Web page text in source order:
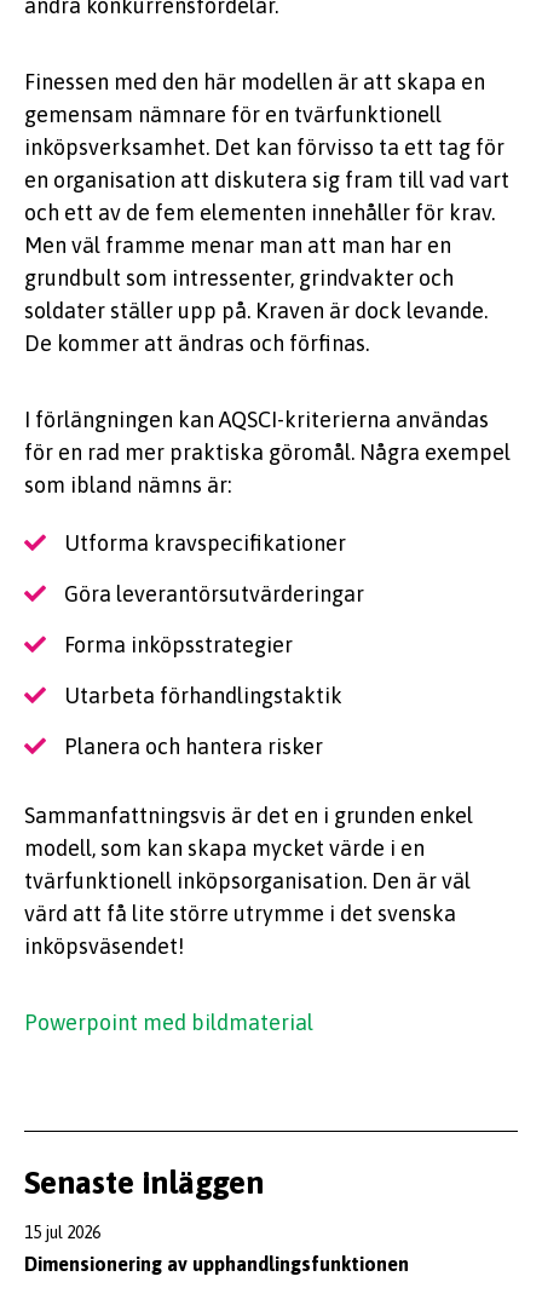
andra konkurrensfördelar.
Finessen med den här modellen är att skapa en
gemensam nämnare för en tvärfunktionell
inköpsverksamhet. Det kan förvisso ta ett tag för
en organisation att diskutera sig fram till vad vart
och ett av de fem elementen innehåller för krav.
Men väl framme menar man att man har en
grundbult som intressenter, grindvakter och
soldater ställer upp på. Kraven är dock levande.
De kommer att ändras och förfinas.
I förlängningen kan AQSCI-kriterierna användas
för en rad mer praktiska göromål. Några exempel
som ibland nämns är:
Utforma kravspecifikationer
Göra leverantörsutvärderingar
Forma inköpsstrategier
Utarbeta förhandlingstaktik
Planera och hantera risker
Sammanfattningsvis är det en i grunden enkel
modell, som kan skapa mycket värde i en
tvärfunktionell inköpsorganisation. Den är väl
värd att få lite större utrymme i det svenska
inköpsväsendet!
Powerpoint med bildmaterial
Senaste inläggen
15 jul 2026
Dimensionering av upphandlingsfunktionen